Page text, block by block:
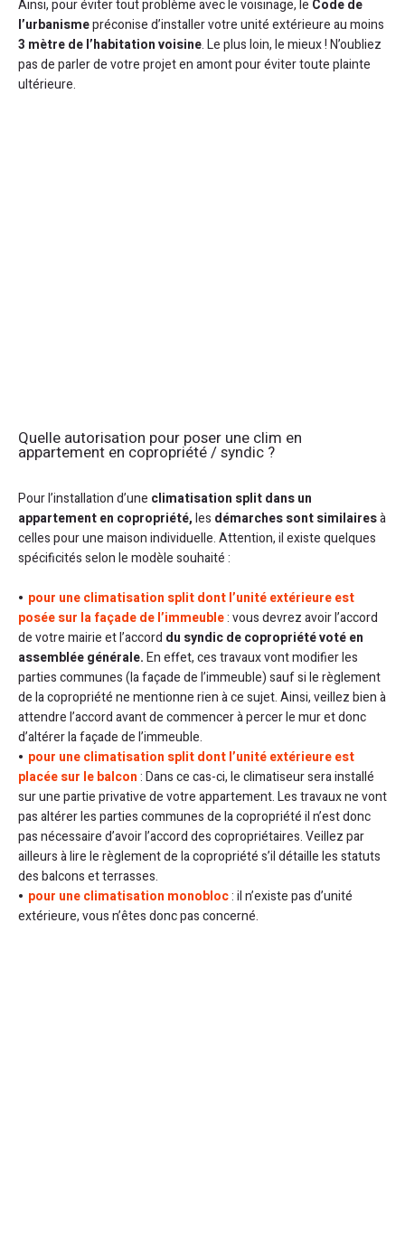
Ainsi, pour éviter tout problème avec le voisinage, le Code de
l’urbanismepréconise d’installer votre unité extérieure au moins
3 mètre de l’habitation voisine. Le plus loin, le mieux ! N’oubliez
pas de parler de votre projet en amont pour éviter toute plainte
ultérieure.
Quelle autorisation pour poser une clim en
appartement en copropriété / syndic ?
Pour l’installation d’une climatisation split dans un
appartement en copropriété,les démarches sont similairesà
celles pour une maison individuelle. Attention, il existe quelques
spécificités selon le modèle souhaité :
pour une climatisation split dont l’unité extérieure est
posée sur la façade de l’immeuble: vous devrez avoir l’accord
de votre mairie et l’accord du syndic de copropriété voté en
assemblée générale.En effet, ces travaux vont modifier les
parties communes (la façade de l’immeuble) sauf si le règlement
de la copropriété ne mentionne rien à ce sujet. Ainsi, veillez bien à
attendre l’accord avant de commencer à percer le mur et donc
d’altérer la façade de l’immeuble.
pour une climatisation split dont l’unité extérieure est
placée sur le balcon: Dans ce cas-ci, le climatiseur sera installé
sur une partie privative de votre appartement. Les travaux ne vont
pas altérer les parties communes de la copropriété il n’est donc
pas nécessaire d’avoir l’accord des copropriétaires. Veillez par
ailleurs à lire le règlement de la copropriété s’il détaille les statuts
des balcons et terrasses.
pour une climatisation monobloc: il n’existe pas d’unité
extérieure, vous n’êtes donc pas concerné.